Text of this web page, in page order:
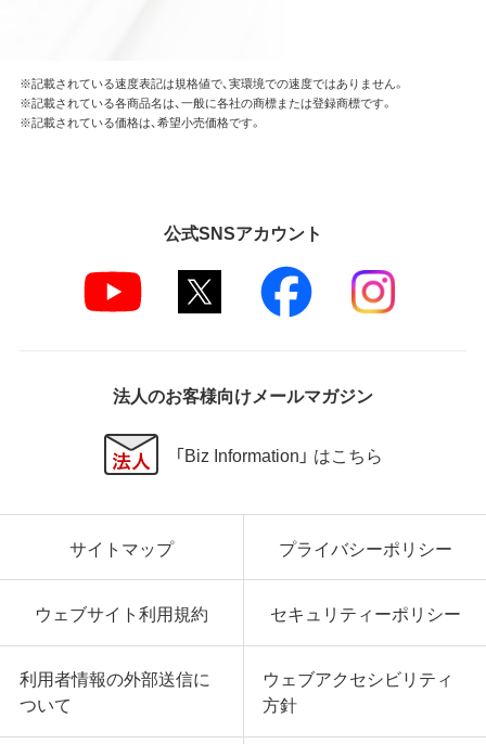
※記載されている速度表記は規格値で、実環境での速度ではありません。
※記載されている各商品名は、一般に各社の商標または登録商標です。
※記載されている価格は、希望小売価格です。
公式SNSアカウント
法人のお客様向けメールマガジン
「Biz Information」 はこちら
サイトマップ プライバシーポリシー
ウェブサイト利用規約 セキュリティーポリシー
利用者情報の外部送信に
ついて
ウェブアクセシビリティ
方針